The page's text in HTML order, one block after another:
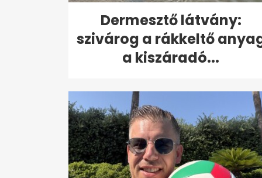
Dermesztő látvány:
szivárog a rákkeltő
a kiszáradó...